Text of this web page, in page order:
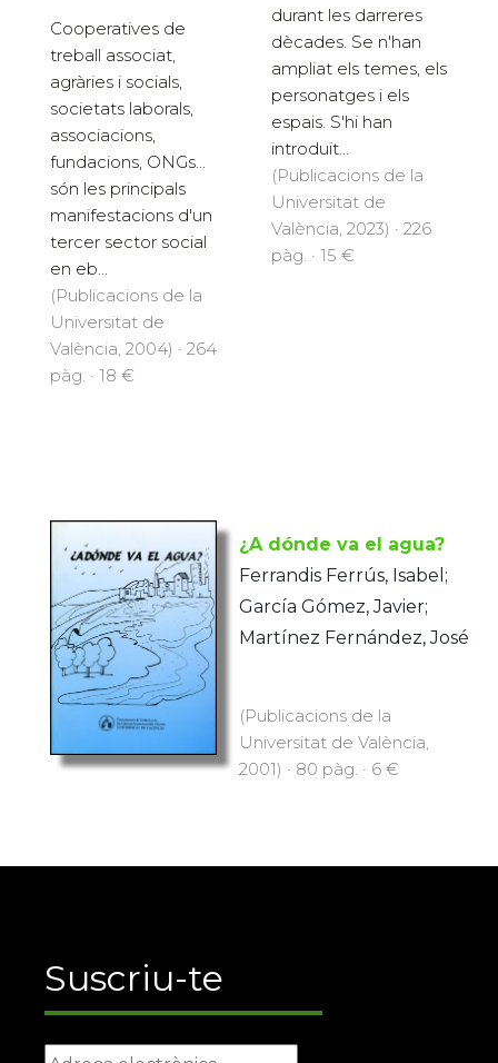
Cooperatives de
treball associat,
agràries i socials,
societats laborals,
associacions,
fundacions, ONGs...
són les principals
manifestacions d'un
tercer sector social
en eb...
(Publicacions de la
Universitat de
València, 2004) · 264
pàg. · 18 €
durant les darreres
dècades. Se n'han
ampliat els temes, els
personatges i els
espais. S'hi han
introduït...
(Publicacions de la
Universitat de
València, 2023) · 226
pàg. · 15 €
¿A dónde va el agua?
Ferrandis Ferrús, Isabel;
García Gómez, Javier;
Martínez Fernández, José
(Publicacions de la
Universitat de València,
2001) · 80 pàg. · 6 €
Suscriu-te